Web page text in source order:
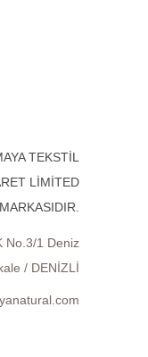
TEKSTİL
LİMİTED
No.3/1 Deniz
/ DENİZLİ